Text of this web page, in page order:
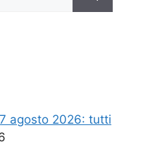
agosto 2026: tutti